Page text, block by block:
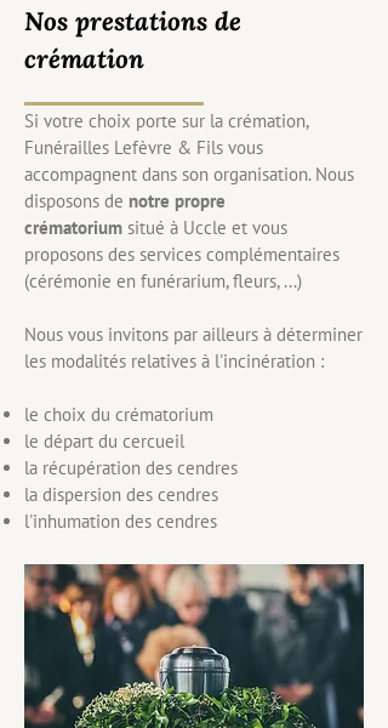
Nos prestations de
crémation
Si votre choix porte sur la crémation,
Funérailles Lefèvre & Fils vous
accompagnent dans son organisation. Nous
disposons de notre propre
crématorium situé à Uccle et vous
proposons des services complémentaires
(cérémonie en funérarium, fleurs, ...)
Nous vous invitons par ailleurs à déterminer
les modalités relatives à l'incinération :
le choix du crématorium
le départ du cercueil
la récupération des cendres
la dispersion des cendres
l'inhumation des cendres